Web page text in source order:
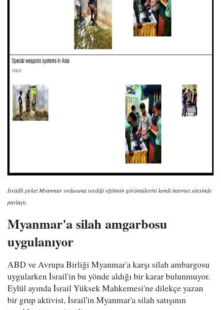
İsrailli şirket Myanmar ordusuna verdiği eğitimin görüntülerini kendi internet sitesinde
paylaştı.
Myanmar'a silah amgarbosu
uygulanıyor
ABD ve Avrupa Birliği Myanmar'a karşı silah ambargosu
uygularken İsrail'in bu yönde aldığı bir karar bulunmuyor.
Eylül ayında İsrail Yüksek Mahkemesi'ne dilekçe yazan
bir grup aktivist, İsrail'in Myanmar'a silah satışının